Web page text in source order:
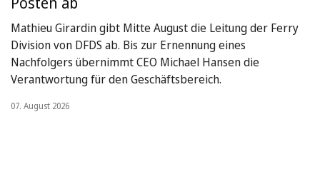
Mathieu Girardin gibt Mitte August die Leitung der Ferry
Division von DFDS ab. Bis zur Ernennung eines
Nachfolgers übernimmt CEO Michael Hansen die
Verantwortung für den Geschäftsbereich.
07. August 2026